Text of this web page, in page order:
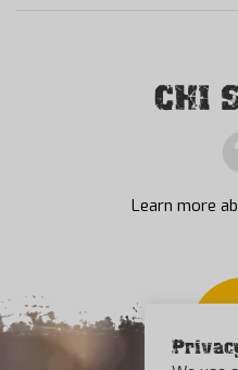
CHI
Learn more